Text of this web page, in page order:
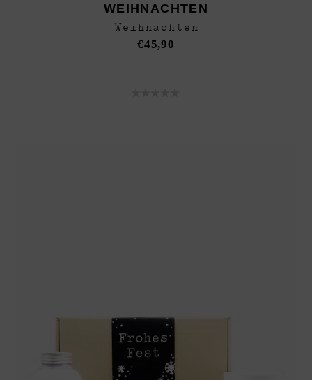
WEIHNACHTEN
Weihnachten
€45,90